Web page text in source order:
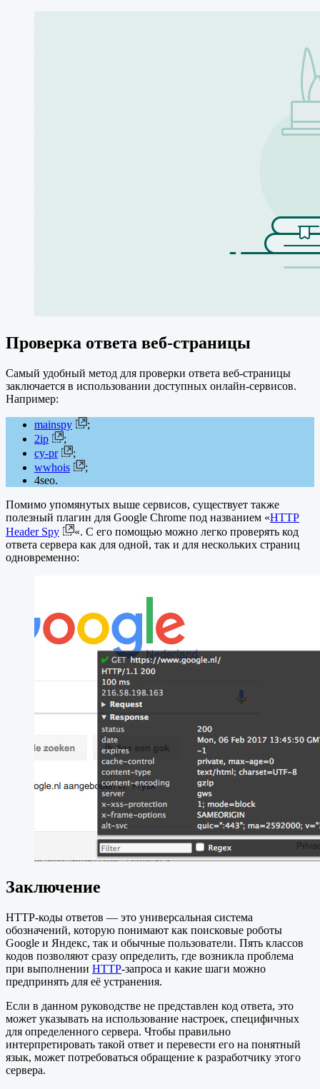
Проверка ответа веб-страницы
Самый удобный метод для проверки ответа веб-страницы
заключается в использовании доступных онлайн-сервисов.
Например:
mainspy
;
2ip
;
cy-pr
;
wwhois
;
4seo.
Помимо упомянутых выше сервисов, существует также
полезный плагин для Google Chrome под названием «HTTP
Header Spy
«. С его помощью можно легко проверять код
ответа сервера как для одной, так и для нескольких страниц
одновременно:
Заключение
HTTP-коды ответов — это универсальная система
обозначений, которую понимают как поисковые роботы
Google и Яндекс, так и обычные пользователи. Пять классов
кодов позволяют сразу определить, где возникла проблема
при выполнении HTTP-запроса и какие шаги можно
предпринять для её устранения.
Если в данном руководстве не представлен код ответа, это
может указывать на использование настроек, специфичных
для определенного сервера. Чтобы правильно
интерпретировать такой ответ и перевести его на понятный
язык, может потребоваться обращение к разработчику этого
сервера.